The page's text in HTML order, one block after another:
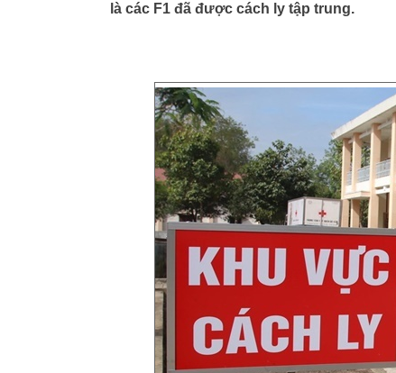
là các F1 đã được cách ly tập trung.